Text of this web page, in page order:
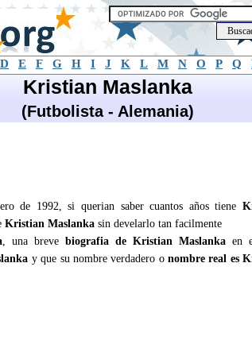
D E F G H I J K L M N O P Q
Kristian Maslanka
(Futbolista - Alemania)
de 1992, si querian saber cuantos años tiene
Kristian Maslanka sin develarlo tan facilmente
, una breve biografia de Kristian Maslanka en
y que su nombre verdadero o nombre real es